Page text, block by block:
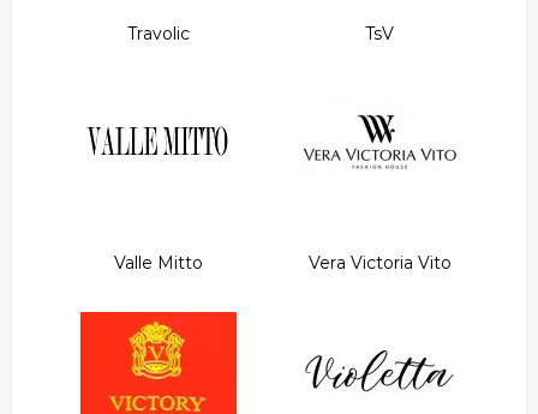
Travolic TsV
Valle Mitto Vera Victoria Vito